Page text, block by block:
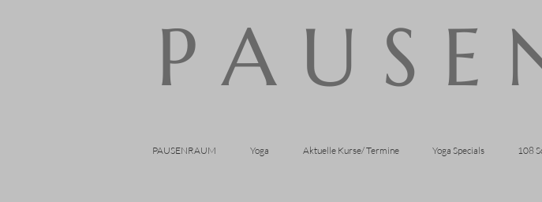
P A U S E
PAUSENRAUM Yoga Aktuelle Kurse/ Termine Yoga Specials 108